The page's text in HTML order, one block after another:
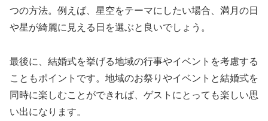
つの方法。例えば、星空をテーマにしたい場合、満月の日
や星が綺麗に見える日を選ぶと良いでしょう。
最後に、結婚式を挙げる地域の行事やイベントを考慮する
こともポイントです。地域のお祭りやイベントと結婚式を
同時に楽しむことができれば、ゲストにとっても楽しい思
い出になります。